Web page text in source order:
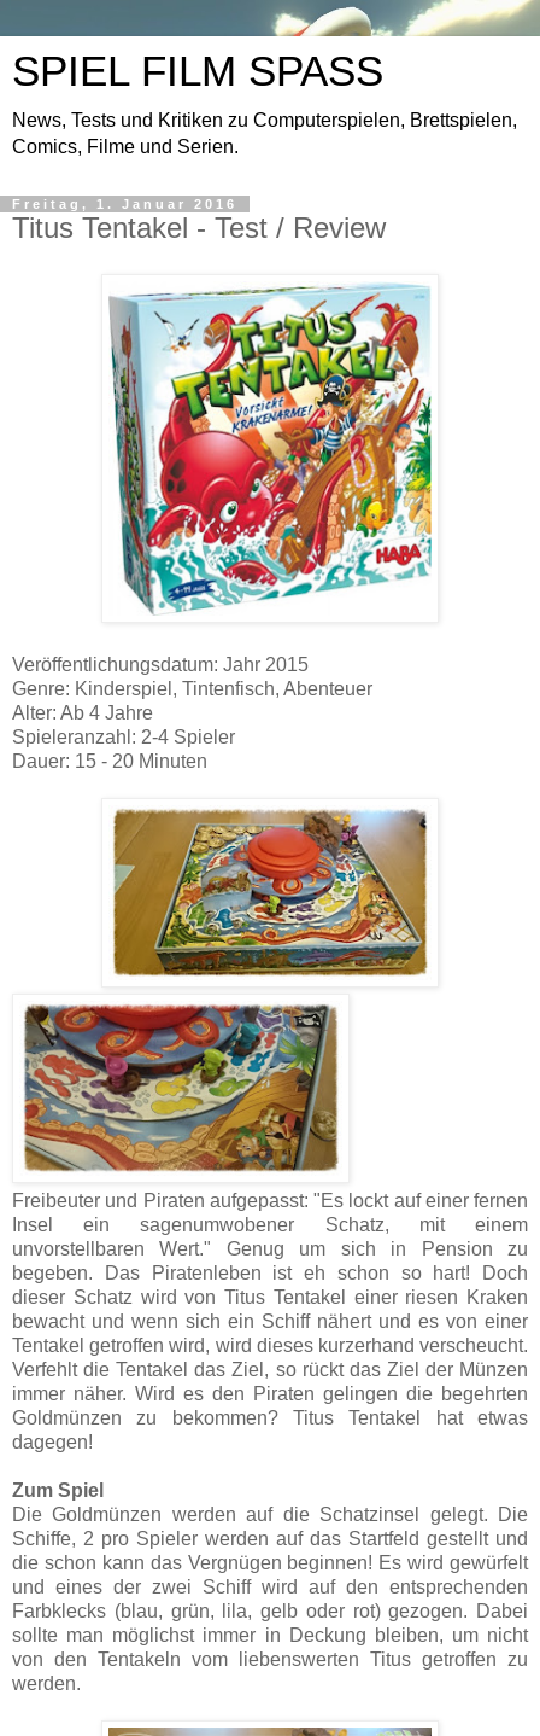
SPIEL FILM SPASS
News, Tests und Kritiken zu Computerspielen, Brettspielen,
Comics, Filme und Serien.
Freitag, 1. Januar 2016
Titus Tentakel - Test / Review
Veröffentlichungsdatum: Jahr 2015
Genre: Kinderspiel, Tintenfisch, Abenteuer
Alter: Ab 4 Jahre
Spieleranzahl: 2-4 Spieler
Dauer: 15 - 20 Minuten
Freibeuter und Piraten aufgepasst: "Es lockt auf einer fernen
Insel ein sagenumwobener Schatz, mit einem
unvorstellbaren Wert." Genug um sich in Pension zu
begeben. Das Piratenleben ist eh schon so hart! Doch
dieser Schatz wird von Titus Tentakel einer riesen Kraken
bewacht und wenn sich ein Schiff nähert und es von einer
Tentakel getroffen wird, wird dieses kurzerhand verscheucht.
Verfehlt die Tentakel das Ziel, so rückt das Ziel der Münzen
immer näher. Wird es den Piraten gelingen die begehrten
Goldmünzen zu bekommen? Titus Tentakel hat etwas
dagegen!
Zum Spiel
Die Goldmünzen werden auf die Schatzinsel gelegt. Die
Schiffe, 2 pro Spieler werden auf das Startfeld gestellt und
die schon kann das Vergnügen beginnen! Es wird gewürfelt
und eines der zwei Schiff wird auf den entsprechenden
Farbklecks (blau, grün, lila, gelb oder rot) gezogen. Dabei
sollte man möglichst immer in Deckung bleiben, um nicht
von den Tentakeln vom liebenswerten Titus getroffen zu
werden.